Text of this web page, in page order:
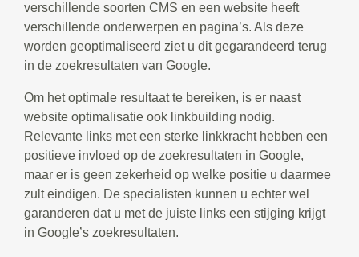
verschillende soorten CMS en een website heeft
verschillende onderwerpen en pagina’s. Als deze
worden geoptimaliseerd ziet u dit gegarandeerd terug
in de zoekresultaten van Google.
Om het optimale resultaat te bereiken, is er naast
website optimalisatie ook linkbuilding nodig.
Relevante links met een sterke linkkracht hebben een
positieve invloed op de zoekresultaten in Google,
maar er is geen zekerheid op welke positie u daarmee
zult eindigen. De specialisten kunnen u echter wel
garanderen dat u met de juiste links een stijging krijgt
in Google’s zoekresultaten.